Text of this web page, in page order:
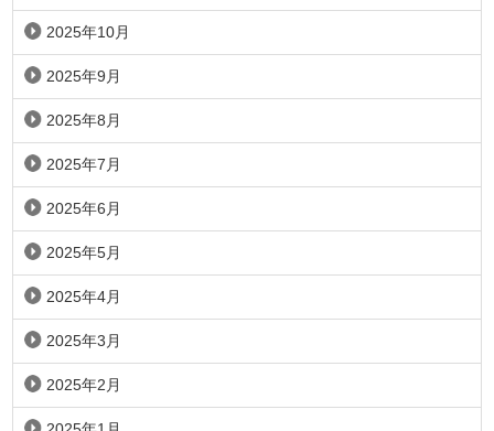
2025年10月
2025年9月
2025年8月
2025年7月
2025年6月
2025年5月
2025年4月
2025年3月
2025年2月